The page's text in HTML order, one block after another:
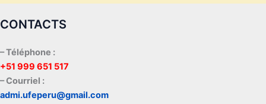
CONTACTS
– Téléphone :
+51 999 651 517
– Courriel :
admi.ufeperu@gmail.com